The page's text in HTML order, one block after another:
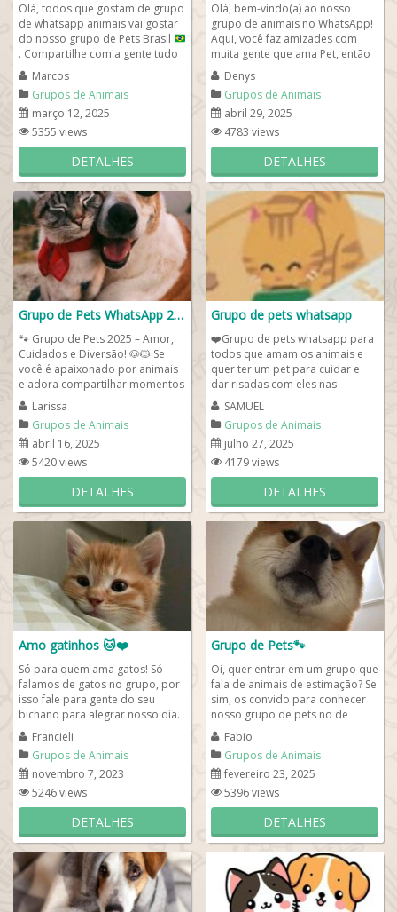
Olá, todos que gostam de grupo
de whatsapp animais vai gostar
do nosso grupo de Pets Brasil
. Compartilhe com a gente tudo
sobre gatos fofos, cachorros...
Marcos
Grupos de Animais
março 12, 2025
5355 views
DETALHES
Olá, bem-vindo(a) ao nosso
grupo de animais no WhatsApp!
Aqui, você faz amizades com
muita gente que ama Pet, então
fique a vontade de compartilhar
com a...
Denys
Grupos de Animais
abril 29, 2025
4783 views
DETALHES
Grupo de Pets WhatsApp 2025
🐾 Grupo de Pets 2025 – Amor,
Cuidados e Diversão! 🐶🐱 Se
você é apaixonado por animais
e adora compartilhar momentos
fofos, dicas de...
Larissa
Grupos de Animais
abril 16, 2025
5420 views
DETALHES
Grupo de pets whatsapp
❤️Grupo de pets whatsapp para
todos que amam os animais e
quer ter um pet para cuidar e
dar risadas com eles nas
brincadeiras. Compartilhe com a
gente...
SAMUEL
Grupos de Animais
julho 27, 2025
4179 views
DETALHES
Amo gatinhos 🐱❤️
Só para quem ama gatos! Só
falamos de gatos no grupo, por
isso fale para gente do seu
bichano para alegrar nosso dia.
Vale, compartilhar fotos,
figurinhas e...
Francieli
Grupos de Animais
novembro 7, 2023
5246 views
DETALHES
Grupo de Pets🐾
Oi, quer entrar em um grupo que
fala de animais de estimação? Se
sim, os convido para conhecer
nosso grupo de pets no de
WhatsApp e conhecer muita
gente que...
Fabio
Grupos de Animais
fevereiro 23, 2025
5396 views
DETALHES